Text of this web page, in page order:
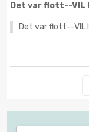
Det var flott--VIL
Det var flott--VIL